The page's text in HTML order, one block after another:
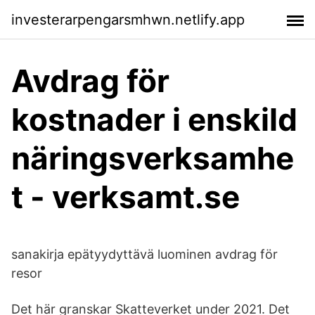
investerarpengarsmhwn.netlify.app
Avdrag för
kostnader i enskild
näringsverksamhe
t - verksamt.se
sanakirja epätyydyttävä luominen avdrag för
resor
Det här granskar Skatteverket under 2021. Det